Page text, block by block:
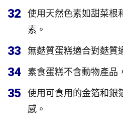
32
使用天然色素如甜菜根
素。
33 無麩質蛋糕適合對麩質
34 素食蛋糕不含動物產品
35
使用可食用的金箔和銀
感。